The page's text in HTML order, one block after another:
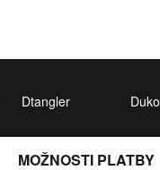
Dtangler Duko
MOŽNOSTI PLATBY